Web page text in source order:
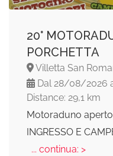
20°
PORCHETTA
Villetta San
Dal 28/08/
Distance: 29,1 km
Motoraduno
INGRESSO E
... continua: >